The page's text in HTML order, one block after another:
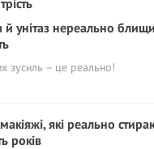
й унітаз нереально
зусиль – це реально!